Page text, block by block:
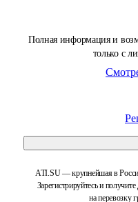
Полная информация и
только с
ATI.SU — крупнейшая в
Зарегистрируйтесь и
на перевозку